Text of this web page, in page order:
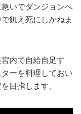
いでダンジョンへ
飢え死にしかねま
内で自給自足す
ーを料理しておい
目指します。